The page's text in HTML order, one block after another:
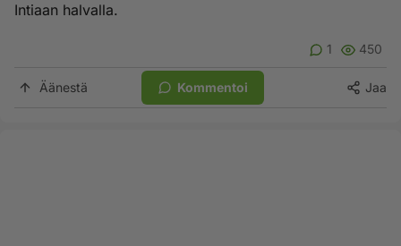
Intiaan halvalla.
1 450
Äänestä Kommentoi Jaa